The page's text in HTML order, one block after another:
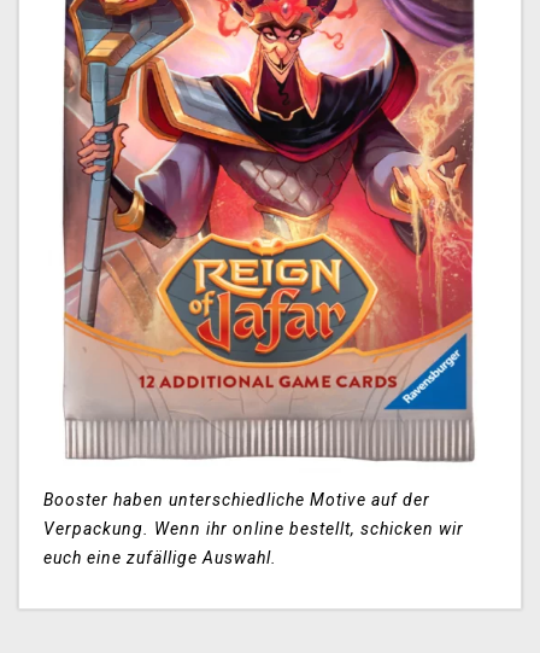
Booster haben unterschiedliche Motive auf der
Verpackung. Wenn ihr online bestellt, schicken wir
euch eine zufällige Auswahl.